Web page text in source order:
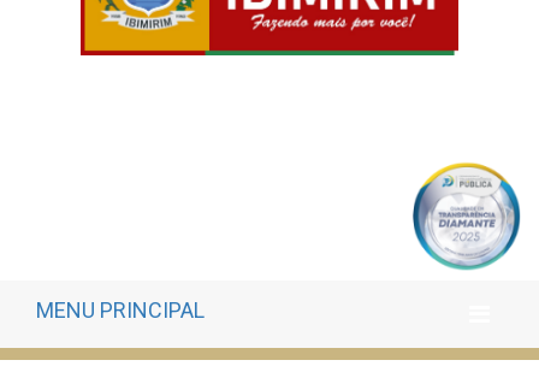
MENU PRINCIPAL